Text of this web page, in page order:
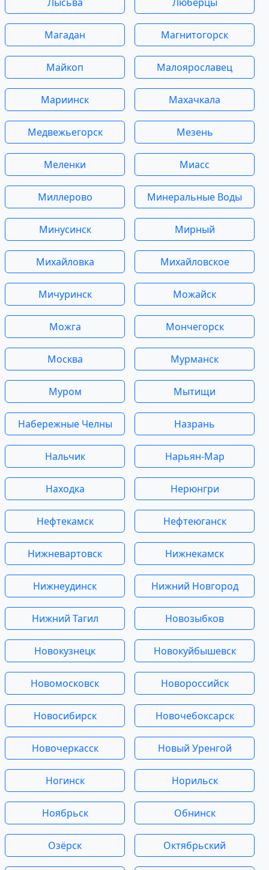
Магадан Магнитогорск
Майкоп Малоярославец
Мариинск Махачкала
Медвежьегорск Мезень
Меленки Миасс
Миллерово Минеральные Воды
Минусинск Мирный
Михайловка Михайловское
Мичуринск Можайск
Можга Мончегорск
Москва Мурманск
Муром Мытищи
Набережные Челны Назрань
Нальчик Нарьян-Мар
Находка Нерюнгри
Нефтекамск Нефтеюганск
Нижневартовск Нижнекамск
Нижнеудинск Нижний Новгород
Нижний Тагил Новозыбков
Новокузнецк Новокуйбышевск
Новомосковск Новороссийск
Новосибирск Новочебоксарск
Новочеркасск Новый Уренгой
Ногинск Норильск
Ноябрьск Обнинск
Озёрск Октябрьский